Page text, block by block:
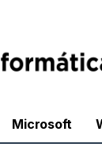
Microsoft